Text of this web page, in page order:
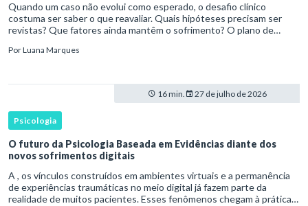
Quando um caso não evolui como esperado, o desafio clínico
costuma ser saber o que reavaliar. Quais hipóteses precisam ser
revistas? Que fatores ainda mantêm o sofrimento? O plano de
necessidades d
PorLuana Marques
16 min. 27 de julho de 2026
Psicologia
O futuro da Psicologia Baseada em Evidências diante dos
novos sofrimentos digitais
A , os vínculos construídos em ambientes virtuais e a permanência
de experiências traumáticas no meio digital já fazem parte da
realidade de muitos pacientes. Esses fenômenos chegam à prática